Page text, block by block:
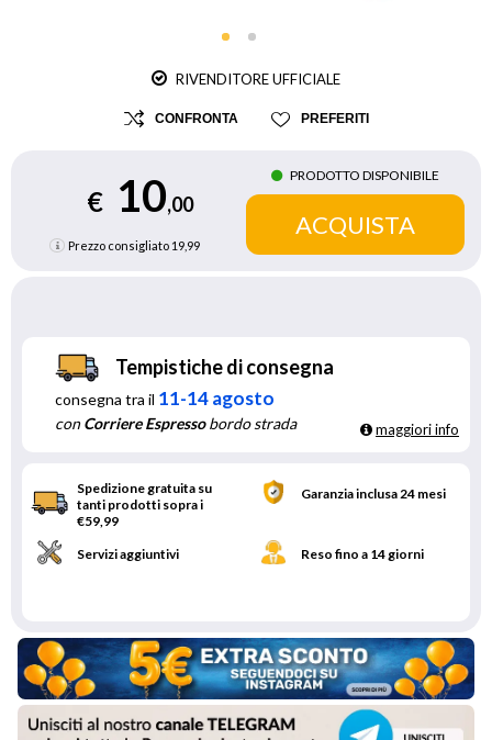
RIVENDITORE UFFICIALE
CONFRONTA PREFERITI
€ 10,00
Prezzo consigliato 19,99
PRODOTTO DISPONIBILE
Tempistiche di consegna
consegna tra il 11-14 agosto
conCorriere Espressobordo strada maggiori info
Spedizione gratuita su
tanti prodotti sopra i
€59,99
Garanzia inclusa 24 mesi
Servizi aggiuntivi Reso fino a 14 giorni